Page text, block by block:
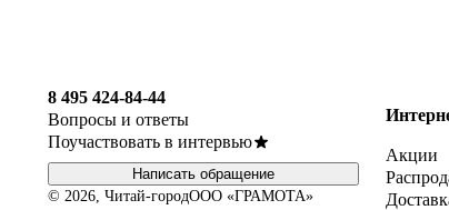
8 495 424-84-44
Вопросы и ответы
Поучаствовать в интервью
Написать обращение
© 2026, Читай-городООО «ГРАМОТА»
Акции